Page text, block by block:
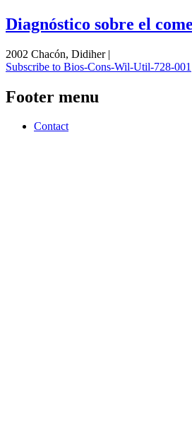
Diagnóstico sobre el
2002 Chacón, Didiher |
Subscribe to Bios-Cons-Wil-Util-728-001
Footer menu
Contact